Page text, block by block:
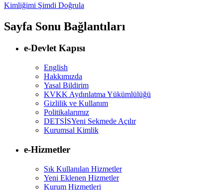
Kimliğimi Şimdi Doğrula
Sayfa Sonu Bağlantıları
e-Devlet Kapısı
English
Hakkımızda
Yasal Bildirim
KVKK Aydınlatma Yükümlülüğü
Gizlilik ve Kullanım
Politikalarımız
DETSİSYeni Sekmede Açılır
Kurumsal Kimlik
e-Hizmetler
Sık Kullanılan Hizmetler
Yeni Eklenen Hizmetler
Kurum Hizmetleri